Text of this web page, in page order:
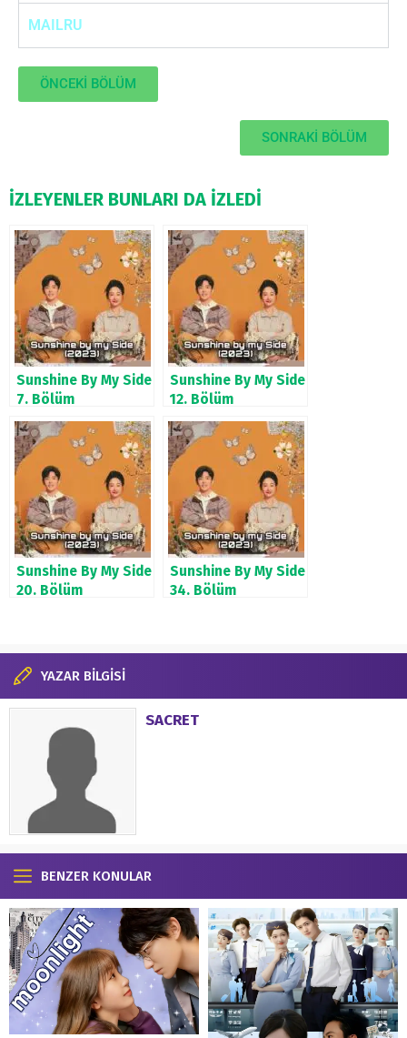
MAILRU
ÖNCEKİ BÖLÜM
SONRAKİ BÖLÜM
İZLEYENLER BUNLARI DA İZLEDİ
Sunshine By My Side
7. Bölüm
Sunshine By My Side
12. Bölüm
Sunshine By My Side
20. Bölüm
Sunshine By My Side
34. Bölüm
YAZAR BİLGİSİ
SACRET
BENZER KONULAR